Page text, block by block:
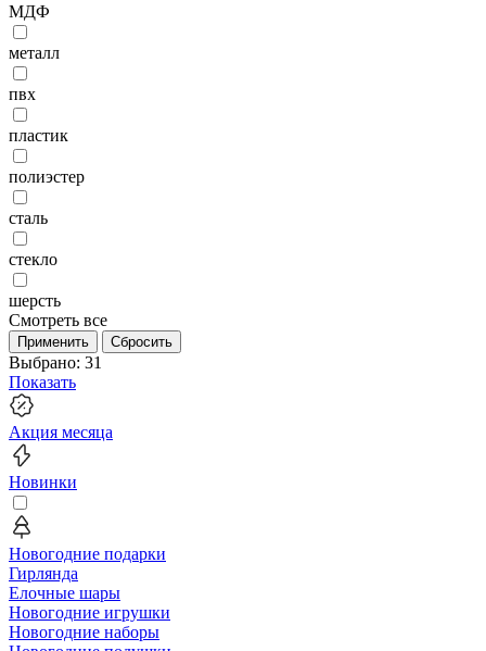
МДФ
металл
пвх
пластик
полиэстер
сталь
стекло
шерсть
Смотреть все
Применить Сбросить
Выбрано: 31
Показать
Акция месяца
Новинки
Новогодние подарки
Гирлянда
Елочные шары
Новогодние игрушки
Новогодние наборы